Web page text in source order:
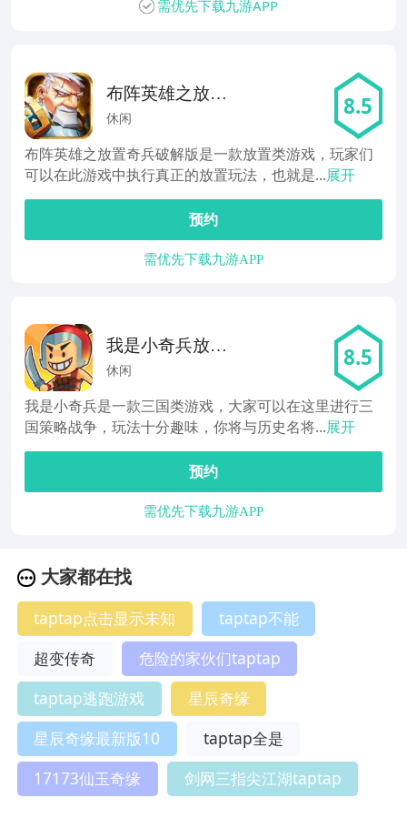
需优先下载九游APP
布阵英雄之放置
奇兵
休闲 8.5
布阵英雄之放置奇兵破解版是一款放置类游戏，玩家们
可以在此游戏中执行真正的放置玩法，也就是...展开
预约
需优先下载九游APP
我是小奇兵放置
三国
休闲 8.5
我是小奇兵是一款三国类游戏，大家可以在这里进行三
国策略战争，玩法十分趣味，你将与历史名将...展开
预约
需优先下载九游APP
大家都在找
taptap点击显示未知
taptap不能
超变传奇
危险的家伙们taptap
taptap逃跑游戏
星辰奇缘
星辰奇缘最新版10
taptap全是
17173仙玉奇缘
剑网三指尖江湖taptap